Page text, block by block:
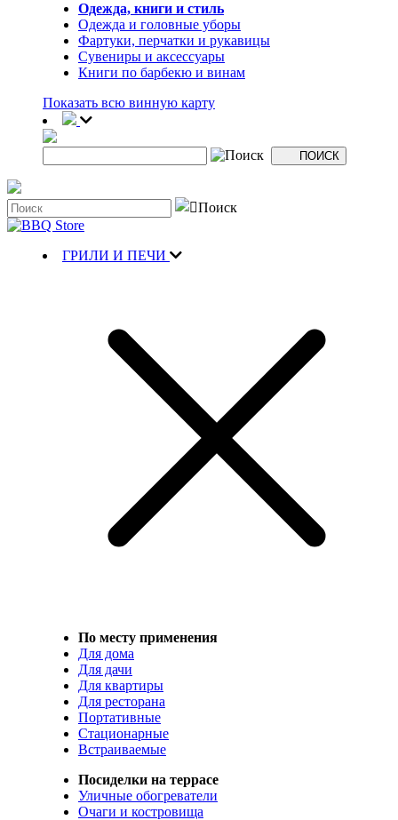
Одежда, книги и стиль
Одежда и головные уборы
Фартуки, перчатки и рукавицы
Сувениры и аксессуары
Книги по барбекю и винам
Показать всю винную карту
ГРИЛИ И ПЕЧИ
По месту применения
Для дома
Для дачи
Для квартиры
Для ресторана
Портативные
Стационарные
Встраиваемые
Посиделки на террасе
Уличные обогреватели
Очаги и костровища